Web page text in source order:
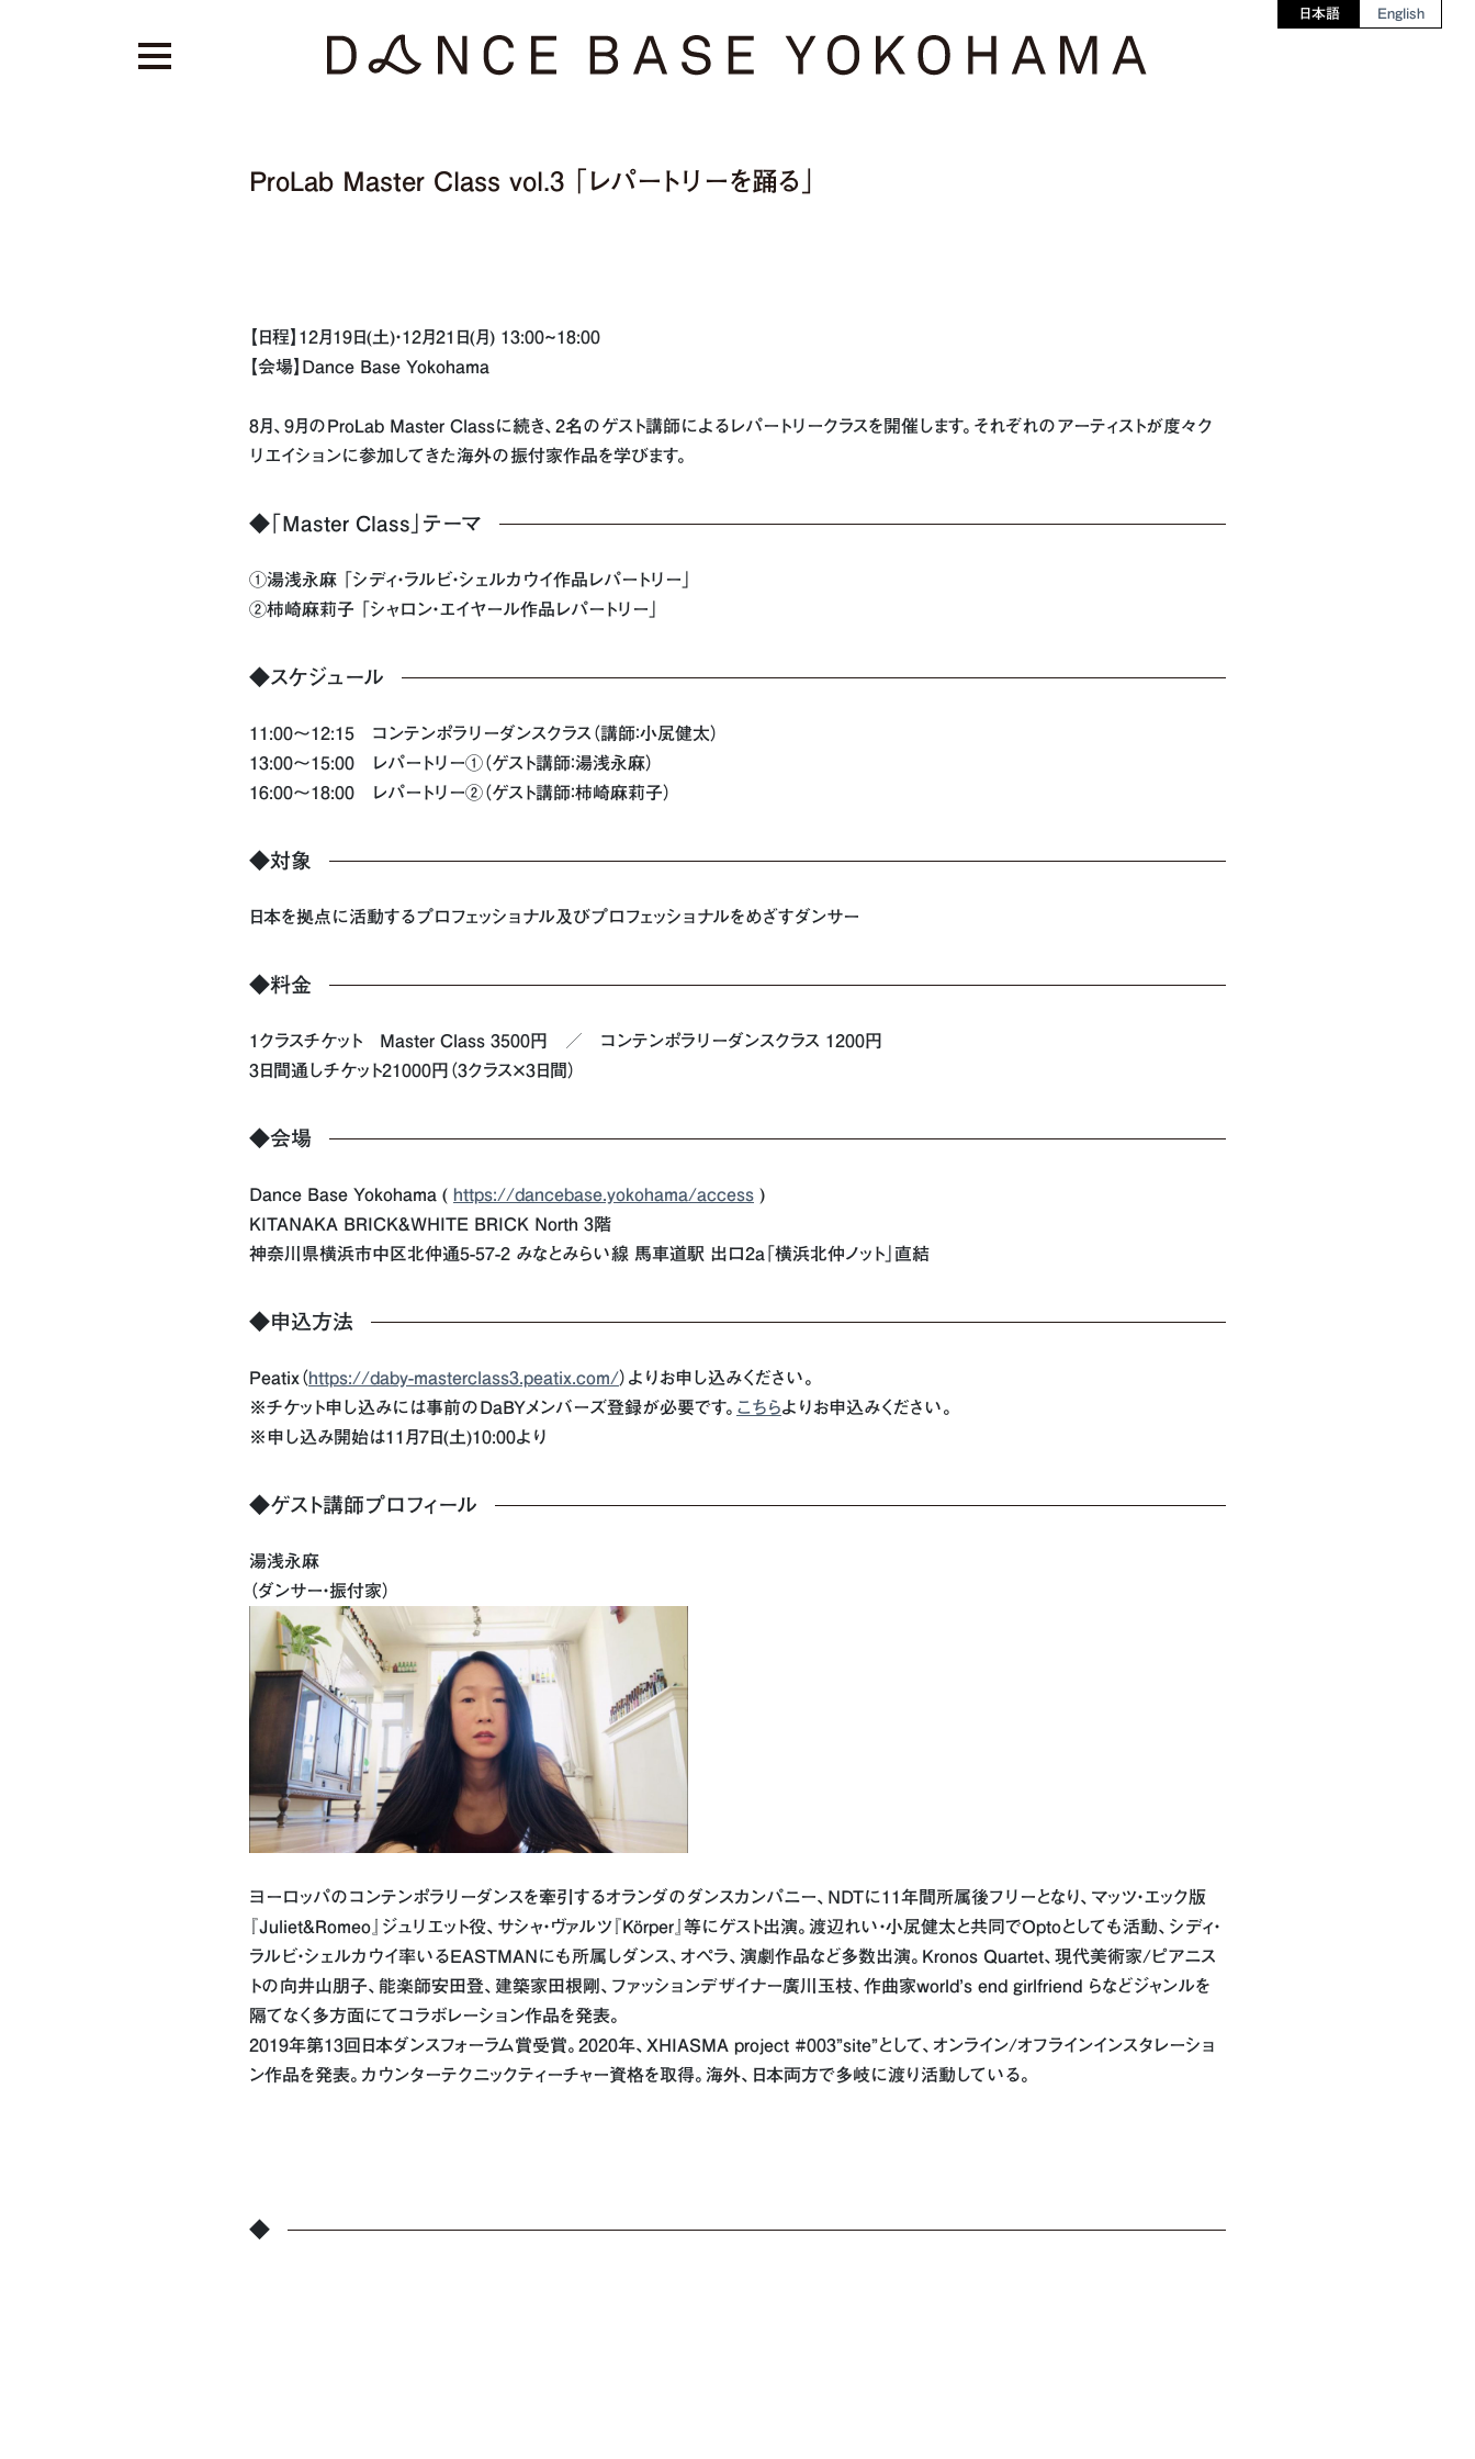
日本語 English
ProLab Master Class vol.3 「レパートリーを踊る」
【日程】12月19日(土)・12月21日(月) 13:00~18:00
【会場】Dance Base Yokohama
8月、9月のProLab Master Classに続き、2名のゲスト講師によるレパートリークラスを開催します。それぞれのアーティストが度々ク
リエイションに参加してきた海外の振付家作品を学びます。
◆「Master Class」テーマ
①湯浅永麻 「シディ・ラルビ・シェルカウイ作品レパートリー」
②柿崎麻莉子 「シャロン・エイヤール作品レパートリー」
◆スケジュール
11:00〜12:15 コンテンポラリーダンスクラス（講師：小㞍健太）
13:00〜15:00 レパートリー①（ゲスト講師：湯浅永麻）
16:00〜18:00 レパートリー②（ゲスト講師：柿崎麻莉子）
◆対象
日本を拠点に活動するプロフェッショナル及びプロフェッショナルをめざすダンサー
◆料金
1クラスチケット Master Class 3500円 ／ コンテンポラリーダンスクラス 1200円
3日間通しチケット21000円（3クラス×3日間）
◆会場
Dance Base Yokohama ( https://dancebase.yokohama/access )
KITANAKA BRICK&WHITE BRICK North 3階
神奈川県横浜市中区北仲通5-57-2 みなとみらい線 馬車道駅 出口2a「横浜北仲ノット」直結
◆申込方法
Peatix（https://daby-masterclass3.peatix.com/）よりお申し込みください。
※チケット申し込みには事前のDaBYメンバーズ登録が必要です。 こちらよりお申込みください。
※申し込み開始は11月7日(土)10:00より
◆ゲスト講師プロフィール
湯浅永麻
（ダンサー・振付家）
ヨーロッパのコンテンポラリーダンスを牽引するオランダのダンスカンパニー、NDTに11年間所属後フリーとなり、マッツ・エック版
『Juliet&Romeo』ジュリエット役、サシャ・ヴァルツ『Körper』等にゲスト出演。渡辺れい・小㞍健太と共同でOptoとしても活動、シディ・
ラルビ・シェルカウイ率いるEASTMANにも所属しダンス、オペラ、演劇作品など多数出演。Kronos Quartet、現代美術家/ピアニス
トの向井山朋子、能楽師安田登、建築家田根剛、ファッションデザイナー廣川玉枝、作曲家world’s end girlfriend らなどジャンルを
隔てなく多方面にてコラボレーション作品を発表。
2019年第13回日本ダンスフォーラム賞受賞。2020年、XHIASMA project #003”site”として、オンライン/オフラインインスタレーショ
ン作品を発表。カウンターテクニックティーチャー資格を取得。海外、日本両方で多岐に渡り活動している。
◆